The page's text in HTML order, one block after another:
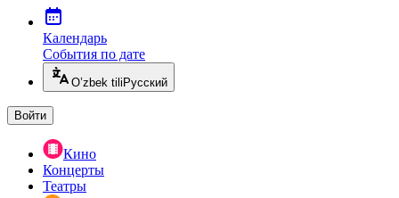
Календарь
События по дате
O’zbek tili Русский
Войти
Кино
Концерты
Театры